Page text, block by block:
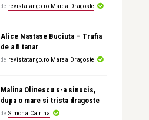
de revistatango.ro Marea Dragoste
Alice Nastase Buciuta – Trufia
de a fi tanar
de revistatango.ro Marea Dragoste
Malina Olinescu s-a sinucis,
dupa o mare si trista dragoste
de Simona Catrina